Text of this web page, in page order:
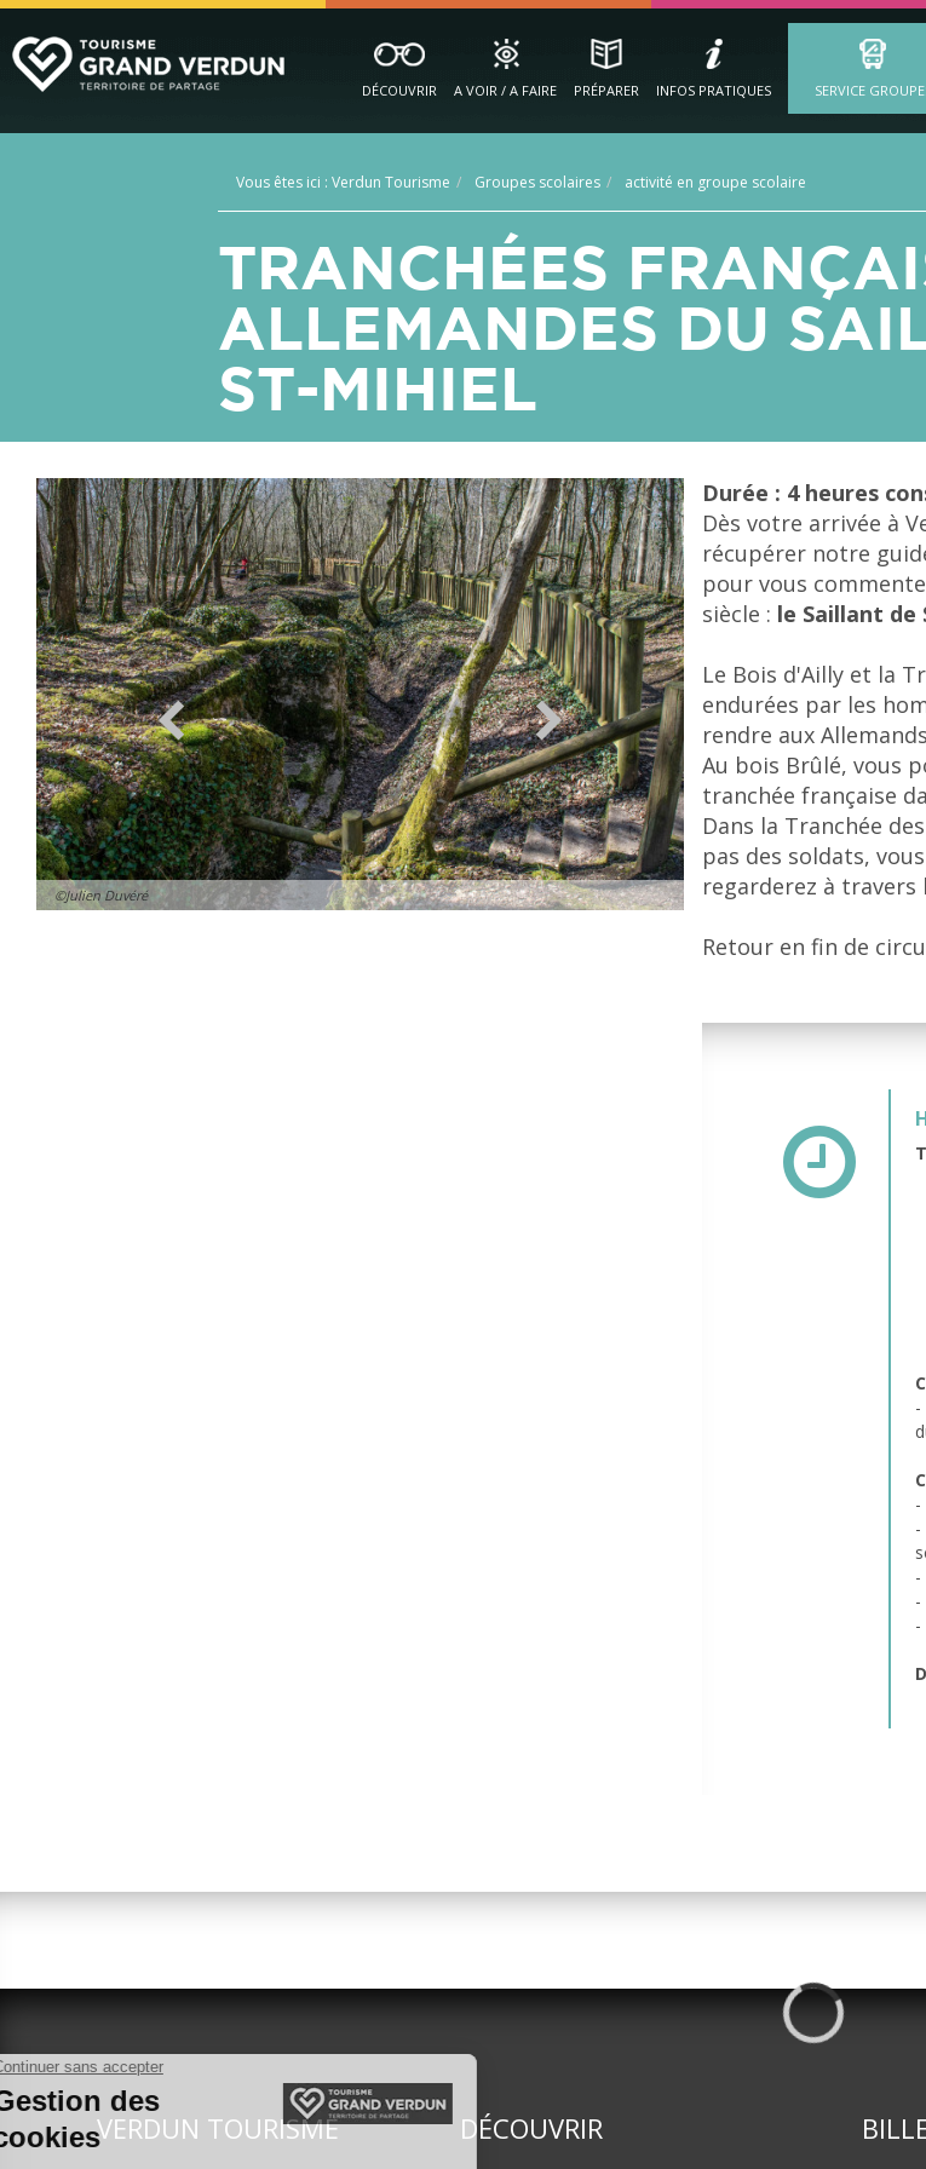
DÉCOUVRIR A VOIR / A FAIRE PRÉPARER INFOS PRATIQUES SERVICE
Vous êtes ici : Verdun Tourisme Groupes scolaires activité en groupe scolaire
TRANCHÉES
ALLEMANDES DU
ST-MIHIEL
©Julien Duvéré ©Julien Duvéré
Durée : 4 heures
Dès votre arrivée à
récupérer notre
pour vous
siècle : le Saillant de
Le Bois d'Ailly et la
endurées par les
rendre aux
Au bois Brûlé, vous
tranchée française
Dans la Tranchée
pas des soldats,
regarderez à
Retour en fin de
-
-
-
-
-
-
VERDUN TOURISME DÉCOUVRIR